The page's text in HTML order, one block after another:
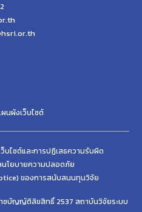
นผังเว็บไซต์
บไซต์และการปฏิเสธความรับผิด
นโยบายความปลอดภัย
ของการสนับสนนทุนวิจัย
ชบัญญัติลิขสิทธิ์ 2537 สถาบันวิจัยระบบ